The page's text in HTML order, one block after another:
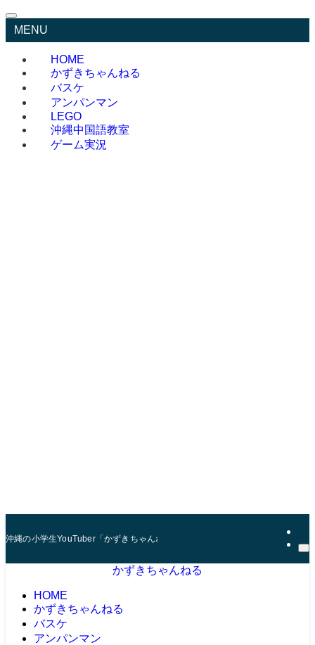
MENU
HOME
かずきちゃんねる
バスケ
アンパンマン
LEGO
沖縄中国語教室
ゲーム実況
沖縄の小学生YouTuber「かずきちゃんねる」。 マインクラフト（マイクラ）
かずきちゃんねる
HOME
かずきちゃんねる
バスケ
アンパンマン